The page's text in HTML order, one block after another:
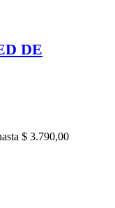
DE
$ 3.790,00